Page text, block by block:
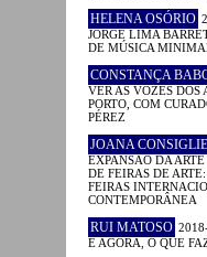
HELENA OSÓRIO
JORGE LIMA
DE MÚSICA
CONSTANÇA
VER AS VOZES DOS
PORTO, COM
PÉREZ
JOANA
EXPANSÃO DA
DE FEIRAS DE
FEIRAS
CONTEMPORÂNEA
RUI MATOSO
E AGORA, O QUE